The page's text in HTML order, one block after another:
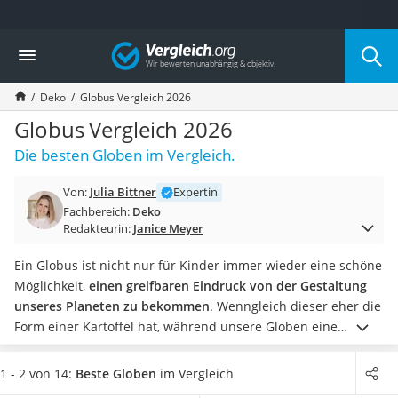
Die beliebtesten Vergleiche nach Kategorie
Wohnen
Matratzen-Topper
Matratzen
Konferenzlautsprecher
Tageslichtlampe
Badlüfter
Bürohocker
Außenleuchte mit Kamera
Akku-Tischlampe
Konferenzmikrofon
Klappmatratze
Duschkopf mit Kalkfilter
Aktenvernichter Sicherheitsstufe 4
Bettgitter
Vergleich
Deko Globus Vergleich 2026
Globus Vergleich 2026
Die besten Globen im Vergleich.
Von: Julia Bittner
Expertin
Fachbereich: Deko
Redakteurin: Janice Meyer
Ein Globus ist nicht nur für Kinder immer wieder eine schöne
Möglichkeit, einen greifbaren Eindruck von der Gestaltung
unseres Planeten zu bekommen. Wenngleich dieser eher die
Form einer Kartoffel hat, während unsere Globen eine
perfekte Kugel darstellen. Einen besonders großen Lerneffekt
bieten Globen mit Doppelbildkartographie: Während im
1 - 2 von 14: Beste Globen im Vergleich